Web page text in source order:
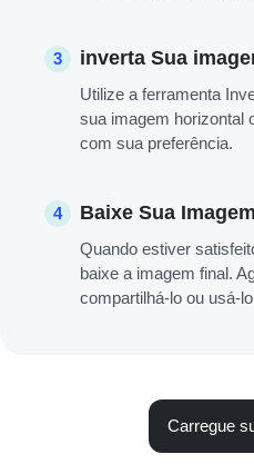
3 inverta Sua
Utilize a ferramenta
sua imagem horizontal
com sua preferência.
4 Baixe Sua Imagem
Quando estiver
baixe a imagem final.
compartilhá-lo ou usá-
Carregue